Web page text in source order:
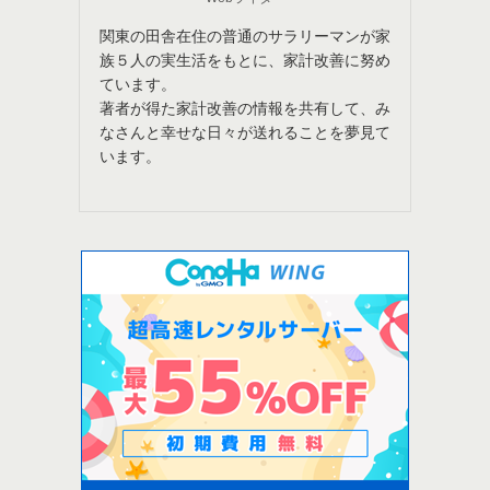
関東の田舎在住の普通のサラリーマンが家
族５人の実生活をもとに、家計改善に努め
ています。
著者が得た家計改善の情報を共有して、み
なさんと幸せな日々が送れることを夢見て
います。